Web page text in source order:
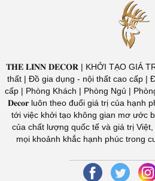
𝐓𝐇𝐄 𝐋𝐈𝐍𝐍 𝐃𝐄𝐂𝐎𝐑 | KHỞI TẠO GIÁ
thất | Đồ gia dụng - nội thất cao cấp |
cấp | Phòng Khách | Phòng Ngủ |
𝐃𝐞𝐜𝐨𝐫 luôn theo đuổi giá trị của hạnh
tới việc khởi tạo không gian mơ ước
của chất lượng quốc tế và giá trị
mọi khoảnh khắc hạnh phúc trong